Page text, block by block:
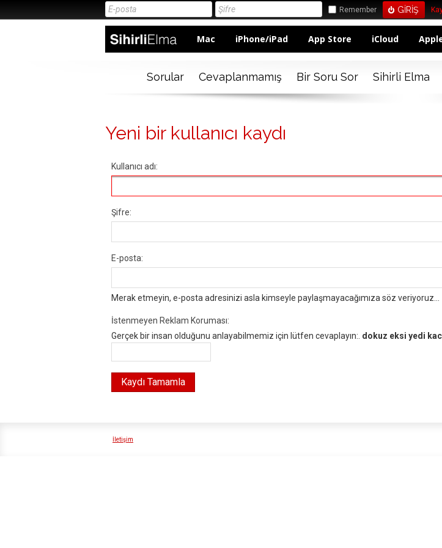
Remember
Mac iPhone/iPad App Store iCloud
Sorular Cevaplanmamış Bir Soru Sor Sihirli Elma
Yeni bir kullanıcı kaydı
Kullanıcı adı:
Şifre:
E-posta:
Merak etmeyin, e-posta adresinizi asla kimseyle paylaşmayacağımıza söz veriyoruz...
İstenmeyen Reklam Koruması:
Gerçek bir insan olduğunu anlayabilmemiz için lütfen cevaplayın:. dokuz eksi yedi
İletişim